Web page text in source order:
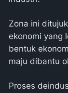
Zona ini
ekonomi yang
bentuk
maju dibantu
Proses